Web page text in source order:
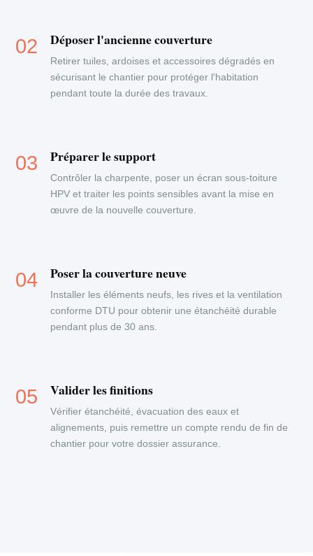
Déposer l'ancienne couverture
Retirer tuiles, ardoises et accessoires dégradés en
sécurisant le chantier pour protéger l'habitation
pendant toute la durée des travaux.
Préparer le support
Contrôler la charpente, poser un écran sous-toiture
HPV et traiter les points sensibles avant la mise en
œuvre de la nouvelle couverture.
Poser la couverture neuve
Installer les éléments neufs, les rives et la ventilation
conforme DTU pour obtenir une étanchéité durable
pendant plus de 30 ans.
Valider les finitions
Vérifier étanchéité, évacuation des eaux et
alignements, puis remettre un compte rendu de fin de
chantier pour votre dossier assurance.